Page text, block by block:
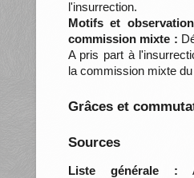
l'insurrection.
Motifs et
commission mixte :
A pris part à
la commission mixte
Grâces et
Sources
Liste générale :